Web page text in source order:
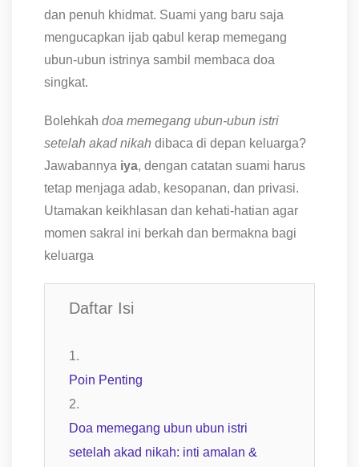
dan penuh khidmat. Suami yang baru saja
mengucapkan ijab qabul kerap memegang
ubun-ubun istrinya sambil membaca doa
singkat.
Bolehkah doa memegang ubun-ubun istri
setelah akad nikah dibaca di depan keluarga?
Jawabannya iya, dengan catatan suami harus
tetap menjaga adab, kesopanan, dan privasi.
Utamakan keikhlasan dan kehati-hatian agar
momen sakral ini berkah dan bermakna bagi
keluarga
Daftar Isi
Poin Penting
Doa memegang ubun ubun istri
setelah akad nikah: inti amalan &